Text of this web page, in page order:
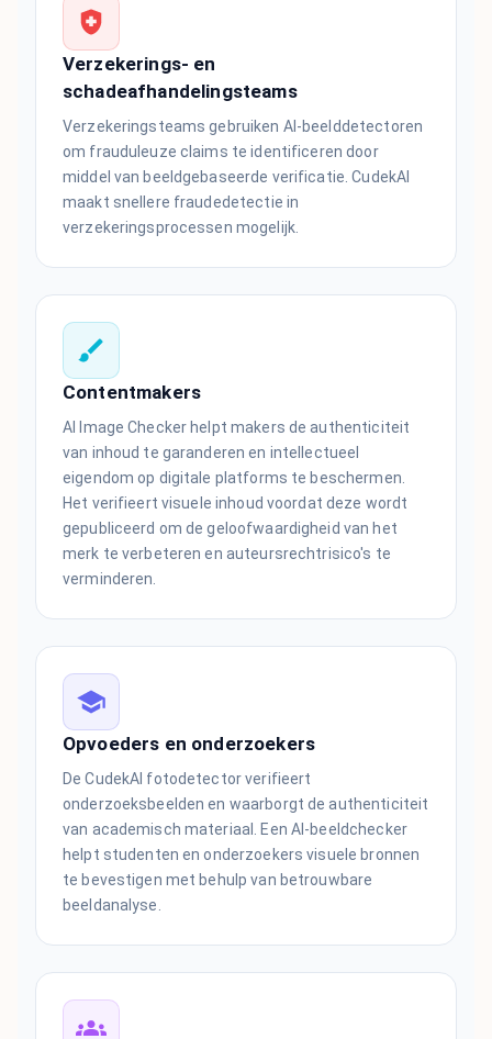
Verzekerings- en
schadeafhandelingsteams
Verzekeringsteams gebruiken AI-beelddetectoren
om frauduleuze claims te identificeren door
middel van beeldgebaseerde verificatie. CudekAI
maakt snellere fraudedetectie in
verzekeringsprocessen mogelijk.
Contentmakers
AI Image Checker helpt makers de authenticiteit
van inhoud te garanderen en intellectueel
eigendom op digitale platforms te beschermen.
Het verifieert visuele inhoud voordat deze wordt
gepubliceerd om de geloofwaardigheid van het
merk te verbeteren en auteursrechtrisico's te
verminderen.
Opvoeders en onderzoekers
De CudekAI fotodetector verifieert
onderzoeksbeelden en waarborgt de authenticiteit
van academisch materiaal. Een AI-beeldchecker
helpt studenten en onderzoekers visuele bronnen
te bevestigen met behulp van betrouwbare
beeldanalyse.